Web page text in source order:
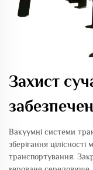
Захист
Вакуумні системи
зберігання
транспортування.